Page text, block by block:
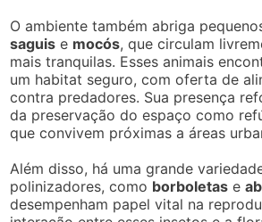
O ambiente também abriga
saguis e mocós, que circulam
mais tranquilas. Esses animais
um habitat seguro, com oferta de
contra predadores. Sua presença
da preservação do espaço como
que convivem próximas a áreas
Além disso, há uma grande
polinizadores, como borboletas e
desempenham papel vital na